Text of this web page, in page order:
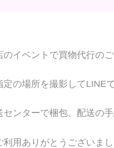
イベントで買物代行のご
定の場所を撮影してLINE
センターで梱包、配送の
利用ありがとうございまし